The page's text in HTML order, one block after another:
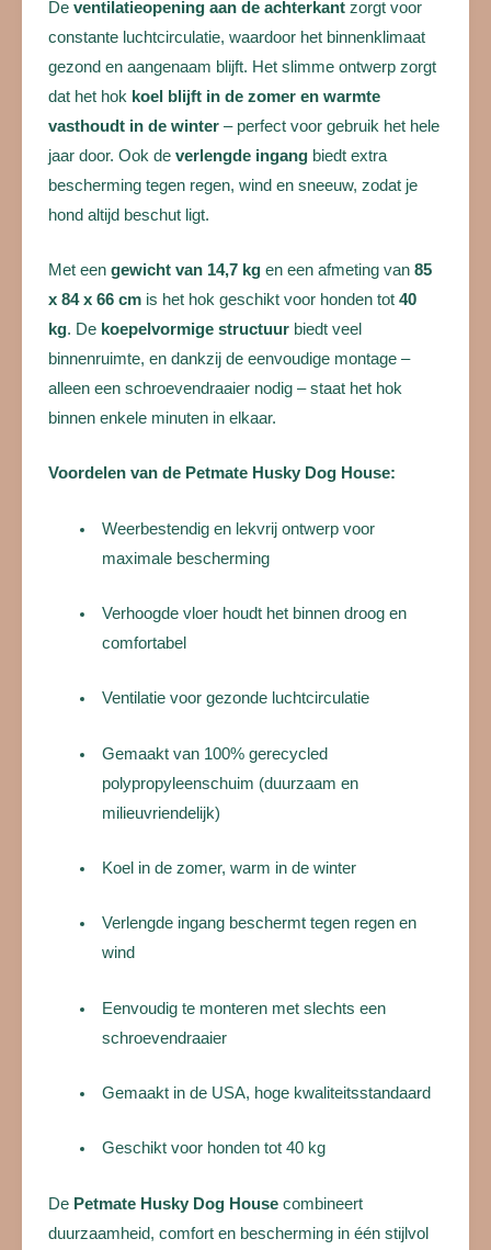
De ventilatieopening aan de achterkant zorgt voor
constante luchtcirculatie, waardoor het binnenklimaat
gezond en aangenaam blijft. Het slimme ontwerp zorgt
dat het hok koel blijft in de zomer en warmte
vasthoudt in de winter – perfect voor gebruik het hele
jaar door. Ook de verlengde ingang biedt extra
bescherming tegen regen, wind en sneeuw, zodat je
hond altijd beschut ligt.
Met een gewicht van 14,7 kg en een afmeting van 85
x 84 x 66 cm is het hok geschikt voor honden tot 40
kg. De koepelvormige structuur biedt veel
binnenruimte, en dankzij de eenvoudige montage –
alleen een schroevendraaier nodig – staat het hok
binnen enkele minuten in elkaar.
Voordelen van de Petmate Husky Dog House:
Weerbestendig en lekvrij ontwerp voor
maximale bescherming
Verhoogde vloer houdt het binnen droog en
comfortabel
Ventilatie voor gezonde luchtcirculatie
Gemaakt van 100% gerecycled
polypropyleenschuim (duurzaam en
milieuvriendelijk)
Koel in de zomer, warm in de winter
Verlengde ingang beschermt tegen regen en
wind
Eenvoudig te monteren met slechts een
schroevendraaier
Gemaakt in de USA, hoge kwaliteitsstandaard
Geschikt voor honden tot 40 kg
De Petmate Husky Dog House combineert
duurzaamheid, comfort en bescherming in één stijlvol